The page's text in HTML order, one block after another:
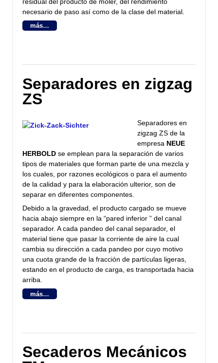
necesario de paso así como de la clase del material.
más…
Separadores en zigzag
ZS
Separadores en
zigzag ZS de la
empresa NEUE
HERBOLD se emplean para la separación de varios
tipos de materiales que forman parte de una mezcla y
los cuales, por razones ecológicos o para el aumento
de la calidad y para la elaboración ulterior, son de
separar en diferentes componentes.
Debido a la gravedad, el producto cargado se mueve
hacia abajo siempre en la “pared inferior ” del canal
separador. A cada pandeo del canal separador, el
material tiene que pasar la corriente de aire la cual
cambia su dirección a cada pandeo por cuyo motivo
una cuota grande de la fracción de partículas ligeras,
estando en el producto de carga, es transportada hacia
arriba.
más…
Secaderos Mecánicos